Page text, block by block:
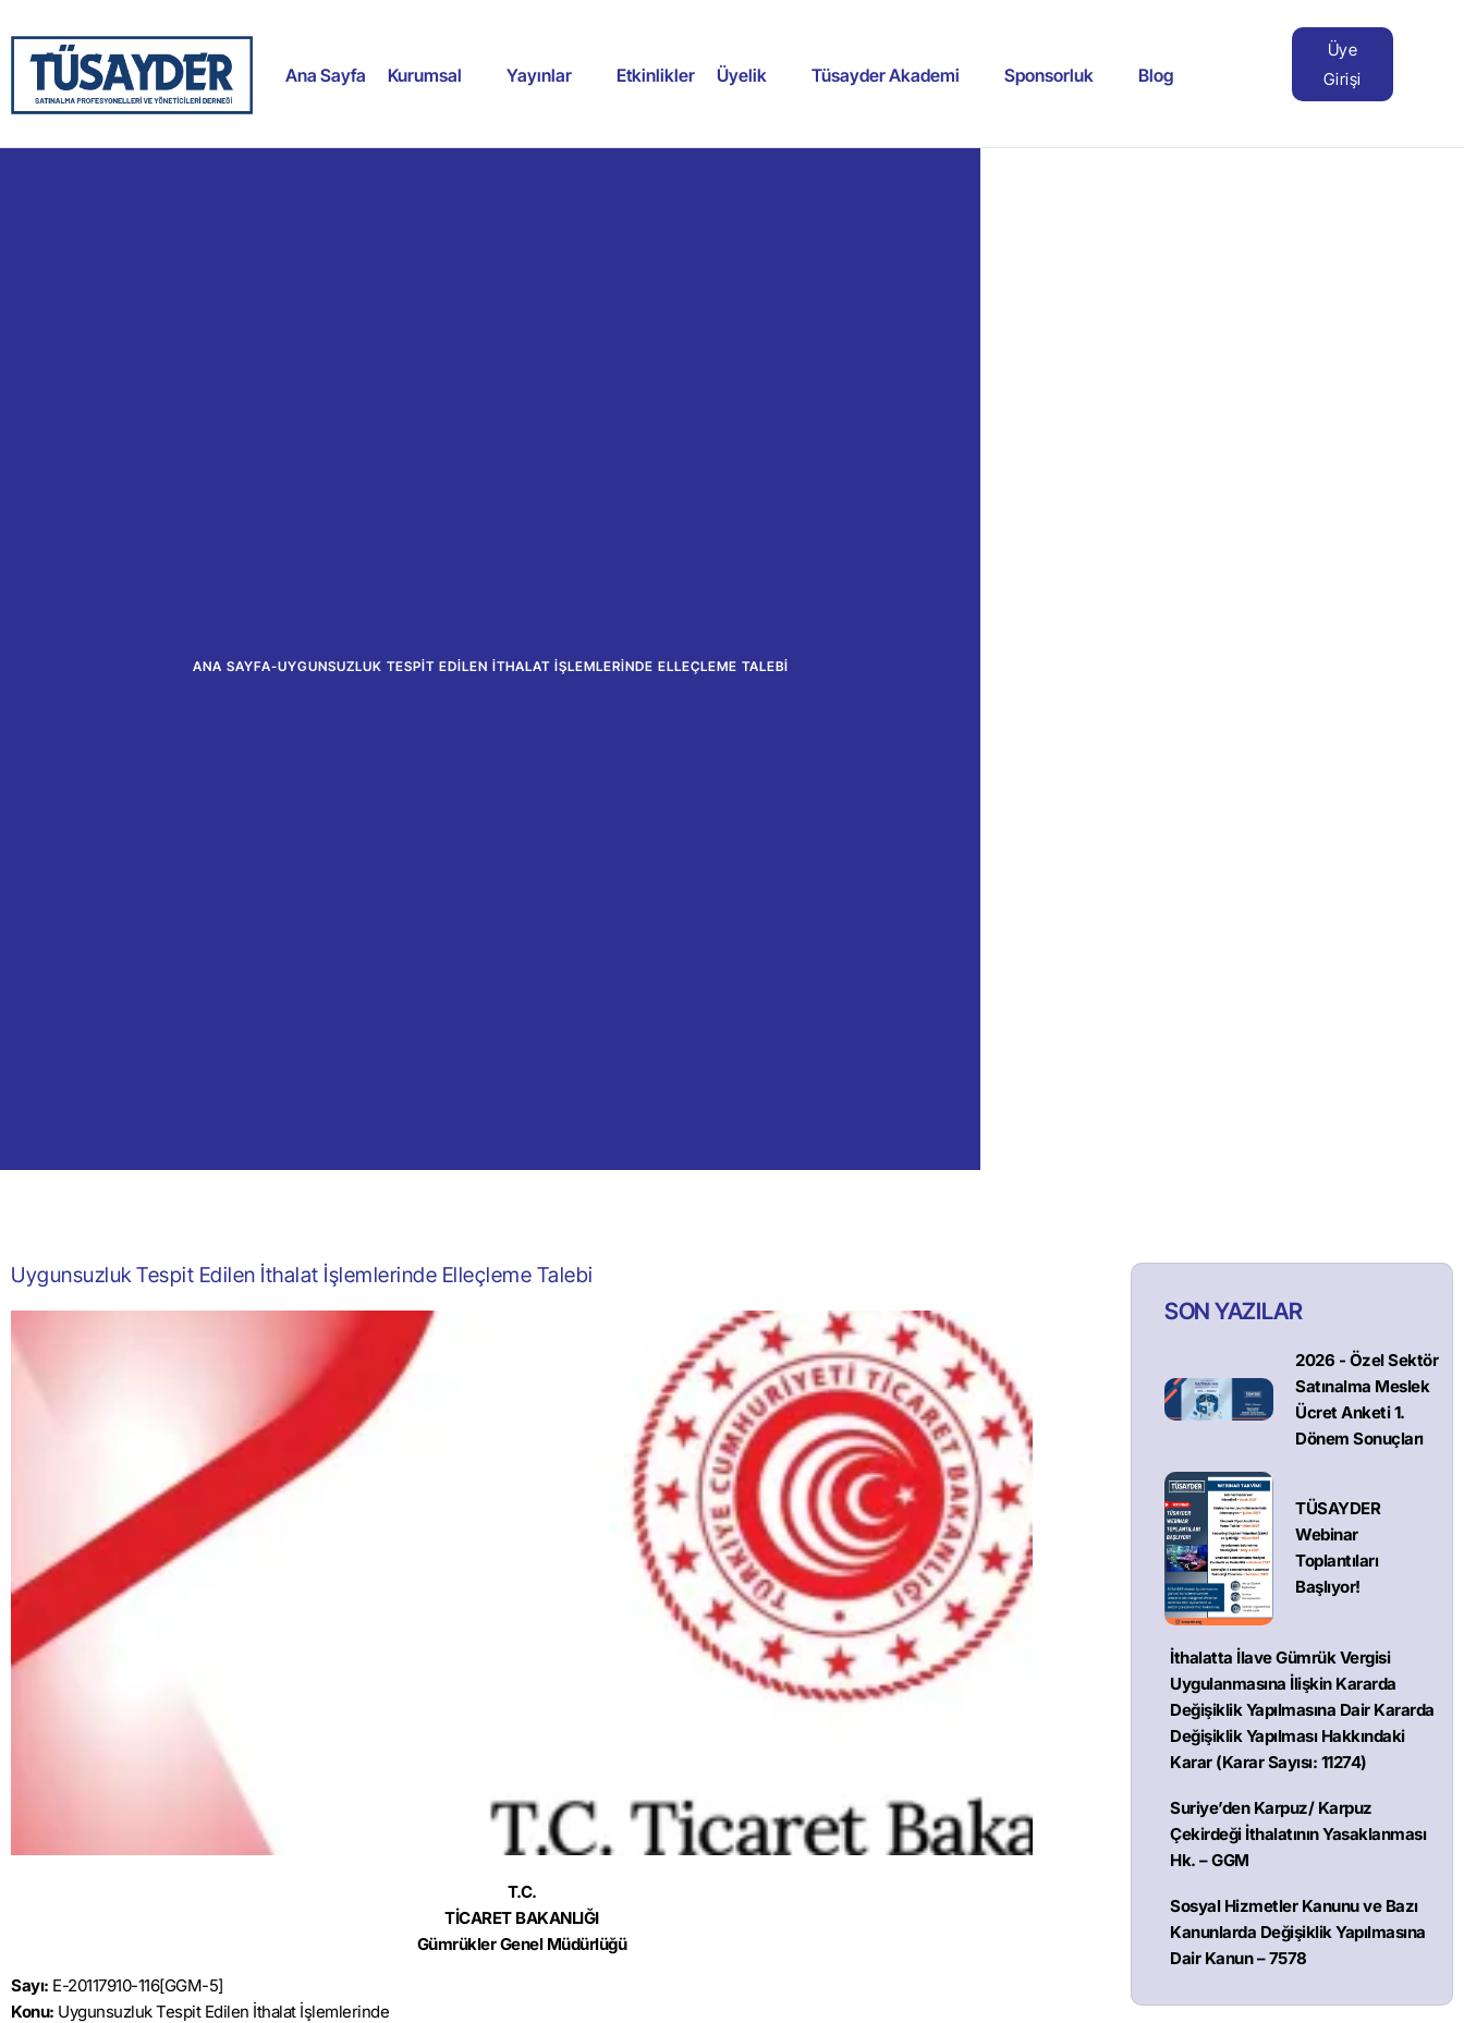
Ana Sayfa Kurumsal Yayınlar Etkinlikler Üyelik Tüsayder Akademi Sponsorluk Blog
Üye
Girişi
ANA SAYFA-UYGUNSUZLUK TESPIT EDILEN İTHALAT İŞLEMLERINDE ELLEÇLEME TALEBI
Uygunsuzluk Tespit Edilen İthalat İşlemlerinde Elleçleme Talebi
T.C.
TİCARET BAKANLIĞI
Gümrükler Genel Müdürlüğü
Sayı: E-20117910-116[GGM-5]
Konu: Uygunsuzluk Tespit Edilen İthalat İşlemlerinde
SON YAZILAR
2026 - Özel Sektör
Satınalma Meslek
Ücret Anketi 1.
Dönem Sonuçları
TÜSAYDER
Webinar
Toplantıları
Başlıyor!
İthalatta İlave Gümrük Vergisi
Uygulanmasına İlişkin Kararda
Değişiklik Yapılmasına Dair Kararda
Değişiklik Yapılması Hakkındaki
Karar (Karar Sayısı: 11274)
Suriye’den Karpuz/ Karpuz
Çekirdeği İthalatının Yasaklanması
Hk. – GGM
Sosyal Hizmetler Kanunu ve Bazı
Kanunlarda Değişiklik Yapılmasına
Dair Kanun – 7578